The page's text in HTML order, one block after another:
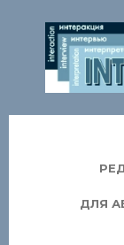
ДЛЯ